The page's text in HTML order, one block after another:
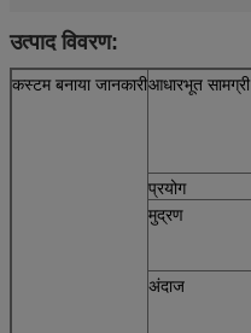
उत्पाद विवरण:
कस्टम बनाया जानकारीआधारभूत सामग्री
प्रयोग
मुद्रण
अंदाज